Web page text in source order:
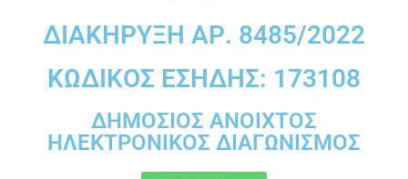
ΔΙΑΚΗΡΥΞΗ ΑΡ. 8485/2022
ΚΩΔΙΚΟΣ ΕΣΗΔΗΣ: 173108
ΔΗΜΟΣΙΟΣ ΑΝΟΙΧΤΟΣ
ΗΛΕΚΤΡΟΝΙΚΟΣ ΔΙΑΓΩΝΙΣΜΟΣ